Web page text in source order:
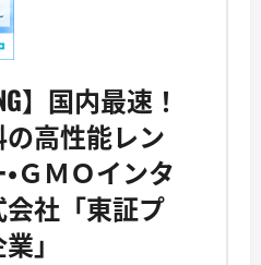
】国内最速！
高性能レン
ＧＭＯインタ
社「東証プ
」